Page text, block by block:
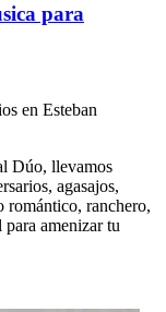
para
en Esteban
Dúo, llevamos
agasajos,
romántico, ranchero,
para amenizar tu